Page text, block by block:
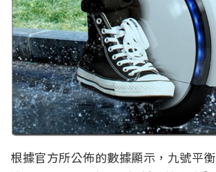
根據官方所公佈的數據顯示，九號平